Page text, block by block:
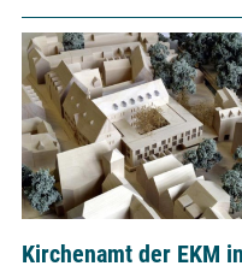
Kirchenamt der EKM